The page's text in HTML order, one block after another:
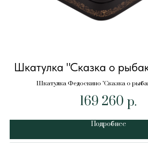
Шкатулка "Сказка о
Шкатулка Федоскино "Сказка о
169 260 р.
Подробнее